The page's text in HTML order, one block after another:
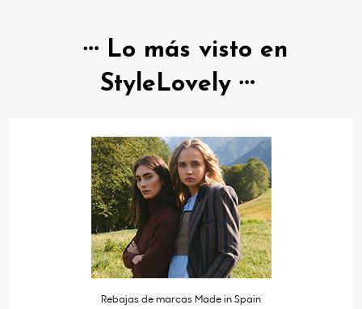
Lo más visto en
StyleLovely
Rebajas de marcas Made in Spain